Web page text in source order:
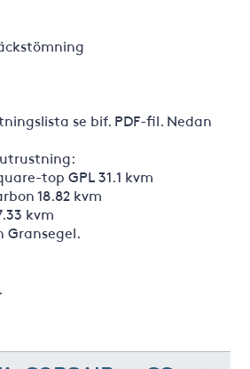
se bif. PDF-fil. Nedan
top GPL 31.1 kvm
18.82 kvm
kvm
Gransegel.